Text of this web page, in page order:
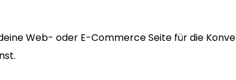
Web- oder E-Commerce Seite für die